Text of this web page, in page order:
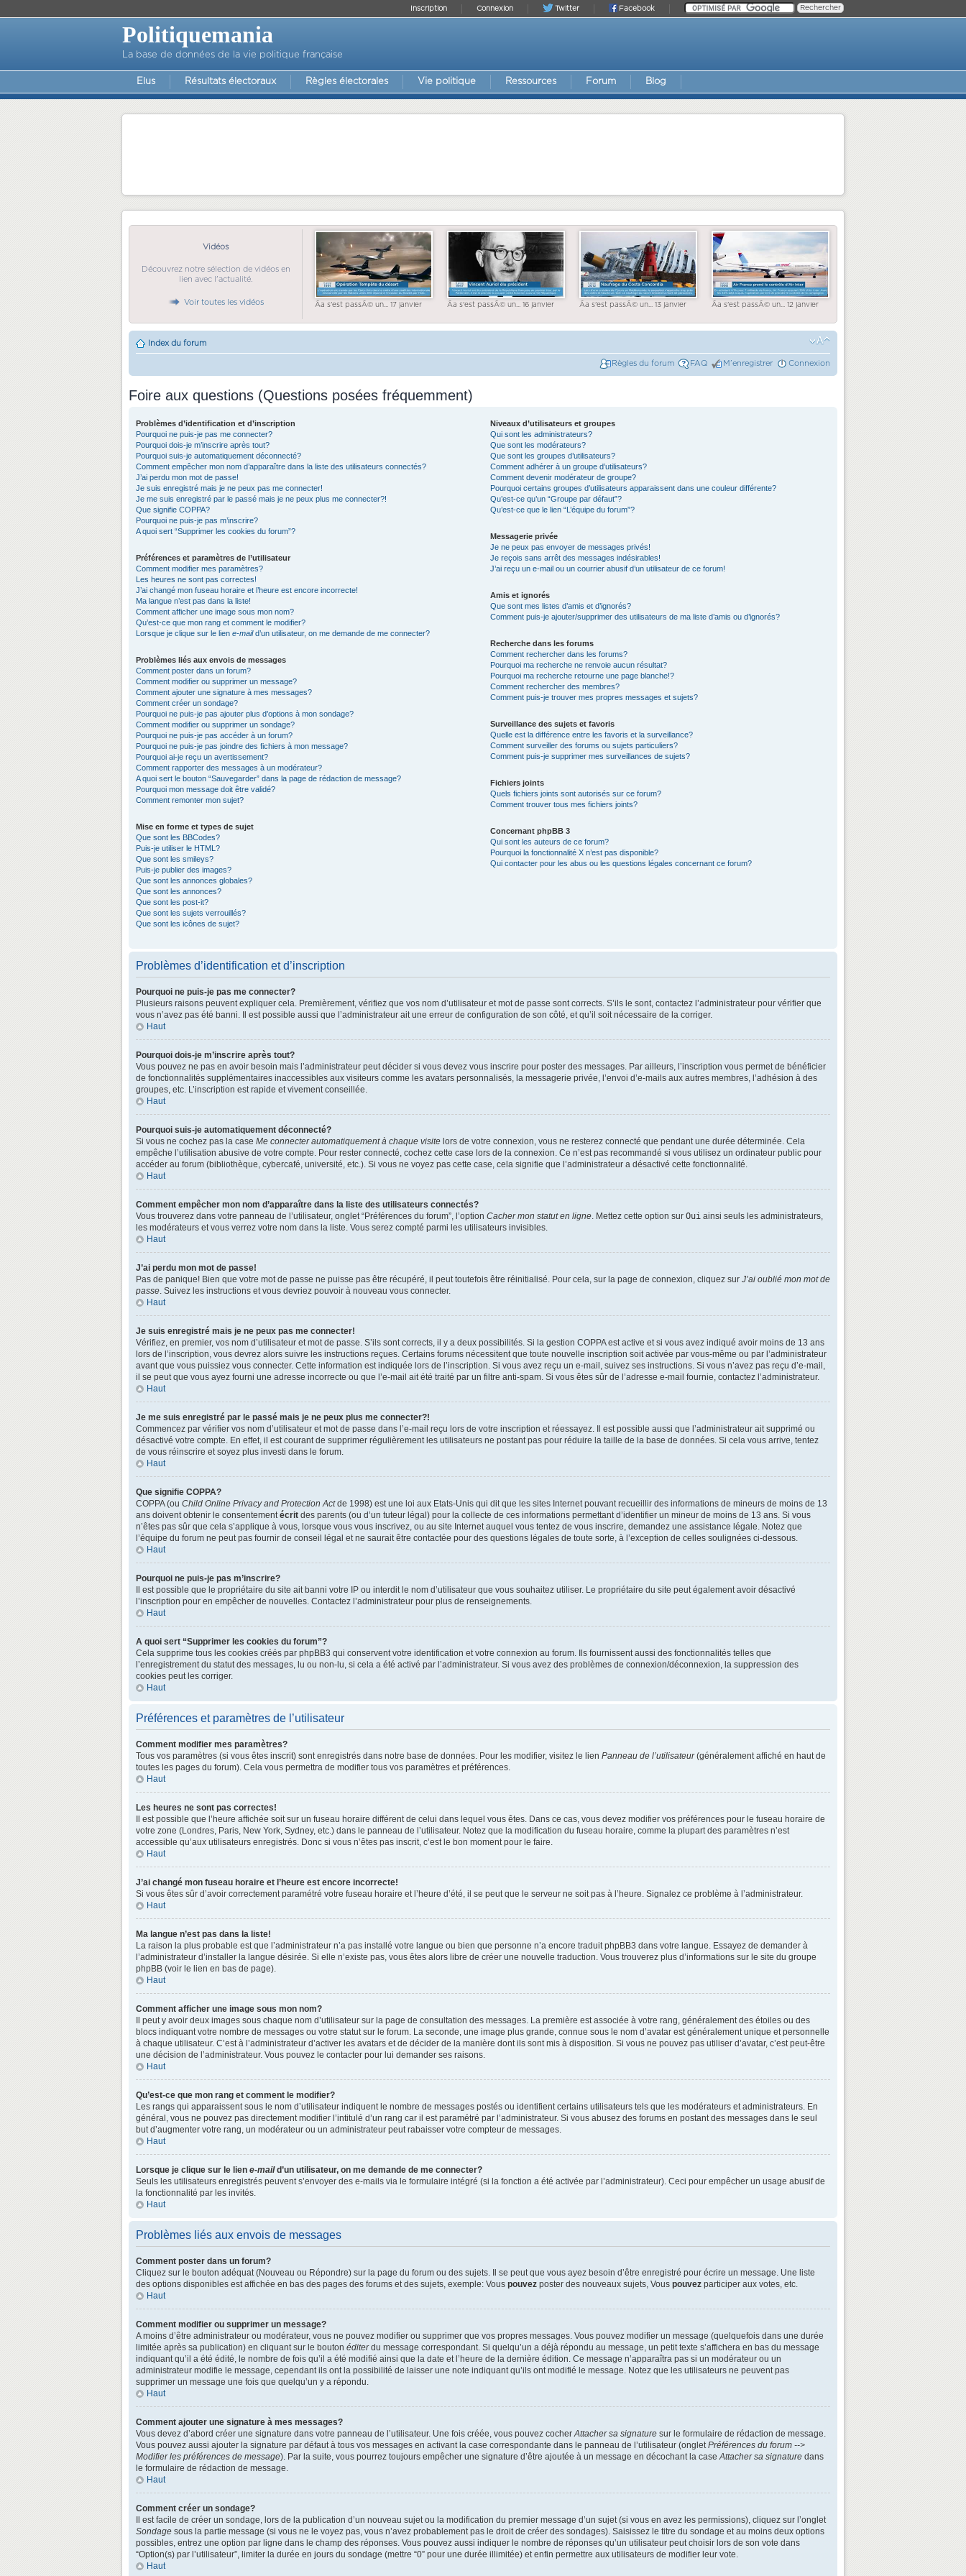
Facebook
Twitter
Connexion
Inscription
Politiquemania
La base de données de la vie politique française
Elus Résultats électoraux Règles électorales Vie politique Ressources Forum Blog
Vidéos
Découvrez notre sélection de vidéos en
lien avec l'actualité.
Voir toutes les vidéos Ãa s'est passÃ© un... 17 janvier Ãa s'est passÃ© un... 16 janvier Ãa s'est passÃ© un... 13 janvier Ãa s'est passÃ© un... 12 janvier
Index du forum
Règles du forum FAQ M’enregistrer Connexion
Foire aux questions (Questions posées fréquemment)
Problèmes d’identification et d’inscription
Pourquoi ne puis-je pas me connecter?
Pourquoi dois-je m’inscrire après tout?
Pourquoi suis-je automatiquement déconnecté?
Comment empêcher mon nom d’apparaître dans la liste des utilisateurs connectés?
J’ai perdu mon mot de passe!
Je suis enregistré mais je ne peux pas me connecter!
Je me suis enregistré par le passé mais je ne peux plus me connecter?!
Que signifie COPPA?
Pourquoi ne puis-je pas m’inscrire?
A quoi sert “Supprimer les cookies du forum”?
Préférences et paramètres de l’utilisateur
Comment modifier mes paramètres?
Les heures ne sont pas correctes!
J’ai changé mon fuseau horaire et l’heure est encore incorrecte!
Ma langue n’est pas dans la liste!
Comment afficher une image sous mon nom?
Qu’est-ce que mon rang et comment le modifier?
Lorsque je clique sur le lien e-maild’un utilisateur, on me demande de me connecter?
Problèmes liés aux envois de messages
Comment poster dans un forum?
Comment modifier ou supprimer un message?
Comment ajouter une signature à mes messages?
Comment créer un sondage?
Pourquoi ne puis-je pas ajouter plus d’options à mon sondage?
Comment modifier ou supprimer un sondage?
Pourquoi ne puis-je pas accéder à un forum?
Pourquoi ne puis-je pas joindre des fichiers à mon message?
Pourquoi ai-je reçu un avertissement?
Comment rapporter des messages à un modérateur?
A quoi sert le bouton “Sauvegarder” dans la page de rédaction de message?
Pourquoi mon message doit être validé?
Comment remonter mon sujet?
Mise en forme et types de sujet
Que sont les BBCodes?
Puis-je utiliser le HTML?
Que sont les smileys?
Puis-je publier des images?
Que sont les annonces globales?
Que sont les annonces?
Que sont les post-it?
Que sont les sujets verrouillés?
Que sont les icônes de sujet?
Niveaux d’utilisateurs et groupes
Qui sont les administrateurs?
Que sont les modérateurs?
Que sont les groupes d’utilisateurs?
Comment adhérer à un groupe d’utilisateurs?
Comment devenir modérateur de groupe?
Pourquoi certains groupes d’utilisateurs apparaissent dans une couleur différente?
Qu’est-ce qu’un “Groupe par défaut”?
Qu’est-ce que le lien “L’équipe du forum”?
Messagerie privée
Je ne peux pas envoyer de messages privés!
Je reçois sans arrêt des messages indésirables!
J’ai reçu un e-mail ou un courrier abusif d’un utilisateur de ce forum!
Amis et ignorés
Que sont mes listes d’amis et d’ignorés?
Comment puis-je ajouter/supprimer des utilisateurs de ma liste d’amis ou d’ignorés?
Recherche dans les forums
Comment rechercher dans les forums?
Pourquoi ma recherche ne renvoie aucun résultat?
Pourquoi ma recherche retourne une page blanche!?
Comment rechercher des membres?
Comment puis-je trouver mes propres messages et sujets?
Surveillance des sujets et favoris
Quelle est la différence entre les favoris et la surveillance?
Comment surveiller des forums ou sujets particuliers?
Comment puis-je supprimer mes surveillances de sujets?
Fichiers joints
Quels fichiers joints sont autorisés sur ce forum?
Comment trouver tous mes fichiers joints?
Concernant phpBB 3
Qui sont les auteurs de ce forum?
Pourquoi la fonctionnalité X n’est pas disponible?
Qui contacter pour les abus ou les questions légales concernant ce forum?
Problèmes d’identification et d’inscription
Pourquoi ne puis-je pas me connecter?
Plusieurs raisons peuvent expliquer cela. Premièrement, vérifiez que vos nom d’utilisateur et mot de passe sont corrects. S’ils le sont, contactez l’administrateur pour vérifier que
vous n’avez pas été banni. Il est possible aussi que l’administrateur ait une erreur de configuration de son côté, et qu’il soit nécessaire de la corriger.
Haut
Pourquoi dois-je m’inscrire après tout?
Vous pouvez ne pas en avoir besoin mais l’administrateur peut décider si vous devez vous inscrire pour poster des messages. Par ailleurs, l’inscription vous permet de bénéficier
de fonctionnalités supplémentaires inaccessibles aux visiteurs comme les avatars personnalisés, la messagerie privée, l’envoi d’e-mails aux autres membres, l’adhésion à des
groupes, etc. L’inscription est rapide et vivement conseillée.
Haut
Pourquoi suis-je automatiquement déconnecté?
Si vous ne cochez pas la case Me connecter automatiquement à chaque visite lors de votre connexion, vous ne resterez connecté que pendant une durée déterminée. Cela
empêche l’utilisation abusive de votre compte. Pour rester connecté, cochez cette case lors de la connexion. Ce n’est pas recommandé si vous utilisez un ordinateur public pour
accéder au forum (bibliothèque, cybercafé, université, etc.). Si vous ne voyez pas cette case, cela signifie que l’administrateur a désactivé cette fonctionnalité.
Haut
Comment empêcher mon nom d’apparaître dans la liste des utilisateurs connectés?
Vous trouverez dans votre panneau de l’utilisateur, onglet “Préférences du forum”, l’option Cacher mon statut en ligne. Mettez cette option sur Oui ainsi seuls les administrateurs,
les modérateurs et vous verrez votre nom dans la liste. Vous serez compté parmi les utilisateurs invisibles.
Haut
J’ai perdu mon mot de passe!
Pas de panique! Bien que votre mot de passe ne puisse pas être récupéré, il peut toutefois être réinitialisé. Pour cela, sur la page de connexion, cliquez sur J’ai oublié mon mot de
passe. Suivez les instructions et vous devriez pouvoir à nouveau vous connecter.
Haut
Je suis enregistré mais je ne peux pas me connecter!
Vérifiez, en premier, vos nom d’utilisateur et mot de passe. S’ils sont corrects, il y a deux possibilités. Si la gestion COPPA est active et si vous avez indiqué avoir moins de 13 ans
lors de l’inscription, vous devrez alors suivre les instructions reçues. Certains forums nécessitent que toute nouvelle inscription soit activée par vous-même ou par l’administrateur
avant que vous puissiez vous connecter. Cette information est indiquée lors de l’inscription. Si vous avez reçu un e-mail, suivez ses instructions. Si vous n’avez pas reçu d’e-mail,
il se peut que vous ayez fourni une adresse incorrecte ou que l’e-mail ait été traité par un filtre anti-spam. Si vous êtes sûr de l’adresse e-mail fournie, contactez l’administrateur.
Haut
Je me suis enregistré par le passé mais je ne peux plus me connecter?!
Commencez par vérifier vos nom d’utilisateur et mot de passe dans l’e-mail reçu lors de votre inscription et réessayez. Il est possible aussi que l’administrateur ait supprimé ou
désactivé votre compte. En effet, il est courant de supprimer régulièrement les utilisateurs ne postant pas pour réduire la taille de la base de données. Si cela vous arrive, tentez
de vous réinscrire et soyez plus investi dans le forum.
Haut
Que signifie COPPA?
COPPA (ou Child Online Privacy and Protection Actde 1998) est une loi aux Etats-Unis qui dit que les sites Internet pouvant recueillir des informations de mineurs de moins de 13
ans doivent obtenir le consentementécrit des parents (ou d’un tuteur légal) pour la collecte de ces informations permettant d’identifier un mineur de moins de 13 ans. Si vous
n’êtes pas sûr que cela s’applique à vous, lorsque vous vous inscrivez, ou au site Internet auquel vous tentez de vous inscrire, demandez une assistance légale. Notez que
l’équipe du forum ne peut pas fournir de conseil légal et ne saurait être contactée pour des questions légales de toute sorte, à l’exception de celles soulignées ci-dessous.
Haut
Pourquoi ne puis-je pas m’inscrire?
Il est possible que le propriétaire du site ait banni votre IP ou interdit le nom d’utilisateur que vous souhaitez utiliser. Le propriétaire du site peut également avoir désactivé
l’inscription pour en empêcher de nouvelles. Contactez l’administrateur pour plus de renseignements.
Haut
A quoi sert “Supprimer les cookies du forum”?
Cela supprime tous les cookies créés par phpBB3 qui conservent votre identification et votre connexion au forum. Ils fournissent aussi des fonctionnalités telles que
l’enregistrement du statut des messages, lu ou non-lu, si cela a été activé par l’administrateur. Si vous avez des problèmes de connexion/déconnexion, la suppression des
cookies peut les corriger.
Haut
Préférences et paramètres de l’utilisateur
Comment modifier mes paramètres?
Tous vos paramètres (si vous êtes inscrit) sont enregistrés dans notre base de données. Pour les modifier, visitez le lien Panneau de l’utilisateur(généralement affiché en haut de
toutes les pages du forum). Cela vous permettra de modifier tous vos paramètres et préférences.
Haut
Les heures ne sont pas correctes!
Il est possible que l’heure affichée soit sur un fuseau horaire différent de celui dans lequel vous êtes. Dans ce cas, vous devez modifier vos préférences pour le fuseau horaire de
votre zone (Londres, Paris, New York, Sydney, etc.) dans le panneau de l’utilisateur. Notez que la modification du fuseau horaire, comme la plupart des paramètres n’est
accessible qu’aux utilisateurs enregistrés. Donc si vous n’êtes pas inscrit, c’est le bon moment pour le faire.
Haut
J’ai changé mon fuseau horaire et l’heure est encore incorrecte!
Si vous êtes sûr d’avoir correctement paramétré votre fuseau horaire et l’heure d’été, il se peut que le serveur ne soit pas à l’heure. Signalez ce problème à l’administrateur.
Haut
Ma langue n’est pas dans la liste!
La raison la plus probable est que l’administrateur n’a pas installé votre langue ou bien que personne n’a encore traduit phpBB3 dans votre langue. Essayez de demander à
l’administrateur d’installer la langue désirée. Si elle n’existe pas, vous êtes alors libre de créer une nouvelle traduction. Vous trouverez plus d’informations sur le site du groupe
phpBB (voir le lien en bas de page).
Haut
Comment afficher une image sous mon nom?
Il peut y avoir deux images sous chaque nom d’utilisateur sur la page de consultation des messages. La première est associée à votre rang, généralement des étoiles ou des
blocs indiquant votre nombre de messages ou votre statut sur le forum. La seconde, une image plus grande, connue sous le nom d’avatar est généralement unique et personnelle
à chaque utilisateur. C’est à l’administrateur d’activer les avatars et de décider de la manière dont ils sont mis à disposition. Si vous ne pouvez pas utiliser d’avatar, c’est peut-être
une décision de l’administrateur. Vous pouvez le contacter pour lui demander ses raisons.
Haut
Qu’est-ce que mon rang et comment le modifier?
Les rangs qui apparaissent sous le nom d’utilisateur indiquent le nombre de messages postés ou identifient certains utilisateurs tels que les modérateurs et administrateurs. En
général, vous ne pouvez pas directement modifier l’intitulé d’un rang car il est paramétré par l’administrateur. Si vous abusez des forums en postant des messages dans le seul
but d’augmenter votre rang, un modérateur ou un administrateur peut rabaisser votre compteur de messages.
Haut
Lorsque je clique sur le lien e-maild’un utilisateur, on me demande de me connecter?
Seuls les utilisateurs enregistrés peuvent s’envoyer des e-mails via le formulaire intégré (si la fonction a été activée par l’administrateur). Ceci pour empêcher un usage abusif de
la fonctionnalité par les invités.
Haut
Problèmes liés aux envois de messages
Comment poster dans un forum?
Cliquez sur le bouton adéquat (Nouveau ou Répondre) sur la page du forum ou des sujets. Il se peut que vous ayez besoin d’être enregistré pour écrire un message. Une liste
des options disponibles est affichée en bas des pages des forums et des sujets, exemple: Vous pouvez poster des nouveaux sujets, Vous pouvez participer aux votes, etc.
Haut
Comment modifier ou supprimer un message?
A moins d’être administrateur ou modérateur, vous ne pouvez modifier ou supprimer que vos propres messages. Vous pouvez modifier un message (quelquefois dans une durée
limitée après sa publication) en cliquant sur le bouton éditerdu message correspondant. Si quelqu’un a déjà répondu au message, un petit texte s’affichera en bas du message
indiquant qu’il a été édité, le nombre de fois qu’il a été modifié ainsi que la date et l’heure de la dernière édition. Ce message n’apparaîtra pas si un modérateur ou un
administrateur modifie le message, cependant ils ont la possibilité de laisser une note indiquant qu’ils ont modifié le message. Notez que les utilisateurs ne peuvent pas
supprimer un message une fois que quelqu’un y a répondu.
Haut
Comment ajouter une signature à mes messages?
Vous devez d’abord créer une signature dans votre panneau de l’utilisateur. Une fois créée, vous pouvez cocherAttacher sa signature sur le formulaire de rédaction de message.
Vous pouvez aussi ajouter la signature par défaut à tous vos messages en activant la case correspondante dans le panneau de l’utilisateur (ongletPréférences du forum -->
Modifier les préférences de message). Par la suite, vous pourrez toujours empêcher une signature d’être ajoutée à un message en décochant la caseAttacher sa signature dans
le formulaire de rédaction de message.
Haut
Comment créer un sondage?
Il est facile de créer un sondage, lors de la publication d’un nouveau sujet ou la modification du premier message d’un sujet (si vous en avez les permissions), cliquez sur l’onglet
Sondage sous la partie message (si vous ne le voyez pas, vous n’avez probablement pas le droit de créer des sondages). Saisissez le titre du sondage et au moins deux options
possibles, entrez une option par ligne dans le champ des réponses. Vous pouvez aussi indiquer le nombre de réponses qu’un utilisateur peut choisir lors de son vote dans
“Option(s) par l’utilisateur”, limiter la durée en jours du sondage (mettre “0” pour une durée illimitée) et enfin permettre aux utilisateurs de modifier leur vote.
Haut